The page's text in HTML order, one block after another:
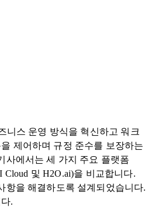
니스 운영 방식을 혁신하고 워크
제어하며 규정 준수를 보장하는
사에서는 세 가지 주요 플랫폼
Cloud 및 H2O.ai)을 비교합니다.
항을 해결하도록 설계되었습니다.
.